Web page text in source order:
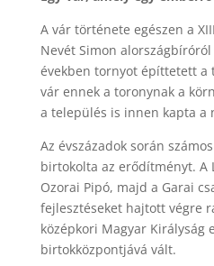
A vár története egészen a
Nevét Simon
években tornyot építtetett a
vár ennek a toronynak a
a település is innen kapta a
Az évszázadok során
birtokolta az erődítményt. A
Ozorai Pipó, majd a Garai
fejlesztéseket hajtott végre
középkori Magyar Királyság
birtokközpontjává vált.